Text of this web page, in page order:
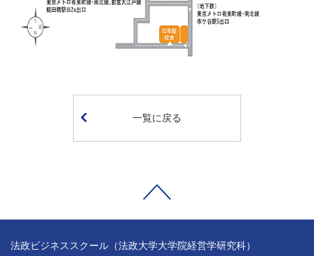
一覧に戻る
法政ビジネススクール（法政大学大学院経営学研究科）